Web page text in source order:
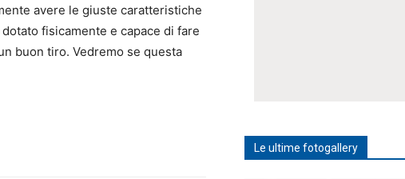
avere le giuste caratteristiche
fisicamente e capace di fare
buon tiro. Vedremo se questa
Le ultime fotogallery